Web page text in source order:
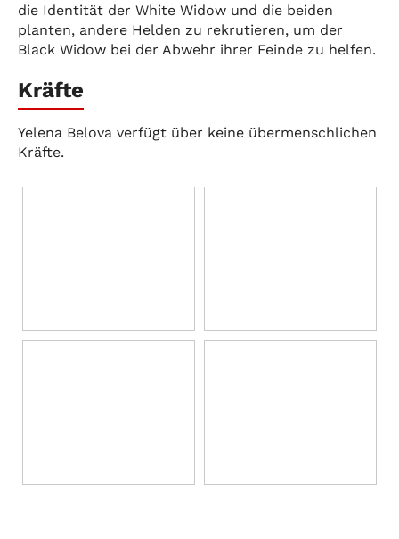
die Identität der White Widow und die beiden
planten, andere Helden zu rekrutieren, um der
Black Widow bei der Abwehr ihrer Feinde zu helfen.
Kräfte
Yelena Belova verfügt über keine übermenschlichen
Kräfte.